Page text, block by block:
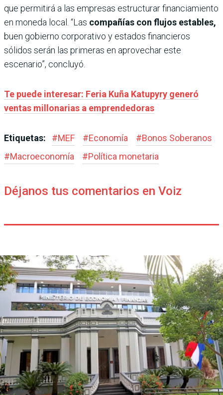
que permitirá a las empresas estructurar financiamiento
en moneda local. “Las compañías con flujos estables,
buen gobierno corporativo y estados financieros
sólidos serán las primeras en aprovechar este
escenario”, concluyó.
Te puede interesar: Feria Kuña Katupyry generó
ventas millonarias a emprendedoras
Etiquetas: #MEF #Economía #Bonos Soberanos
#Macroeconomía #Política monetaria
Déjanos tus comentarios en Voiz